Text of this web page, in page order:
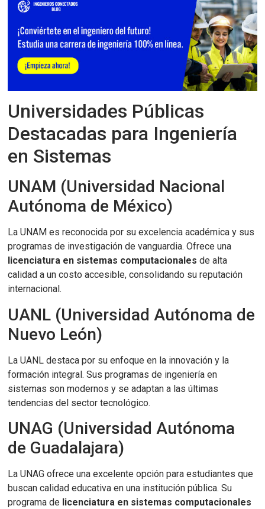
Universidades Públicas
Destacadas para Ingeniería
en Sistemas
UNAM (Universidad Nacional
Autónoma de México)
La UNAM es reconocida por su excelencia académica y sus
programas de investigación de vanguardia. Ofrece una
licenciatura en sistemas computacionales de alta
calidad a un costo accesible, consolidando su reputación
internacional.
UANL (Universidad Autónoma de
Nuevo León)
La UANL destaca por su enfoque en la innovación y la
formación integral. Sus programas de ingeniería en
sistemas son modernos y se adaptan a las últimas
tendencias del sector tecnológico.
UNAG (Universidad Autónoma
de Guadalajara)
La UNAG ofrece una excelente opción para estudiantes que
buscan calidad educativa en una institución pública. Su
programa de licenciatura en sistemas computacionales